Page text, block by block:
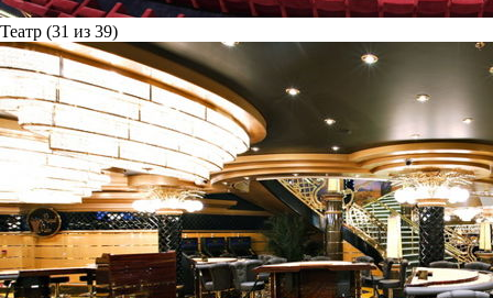
Театр (31 из 39)